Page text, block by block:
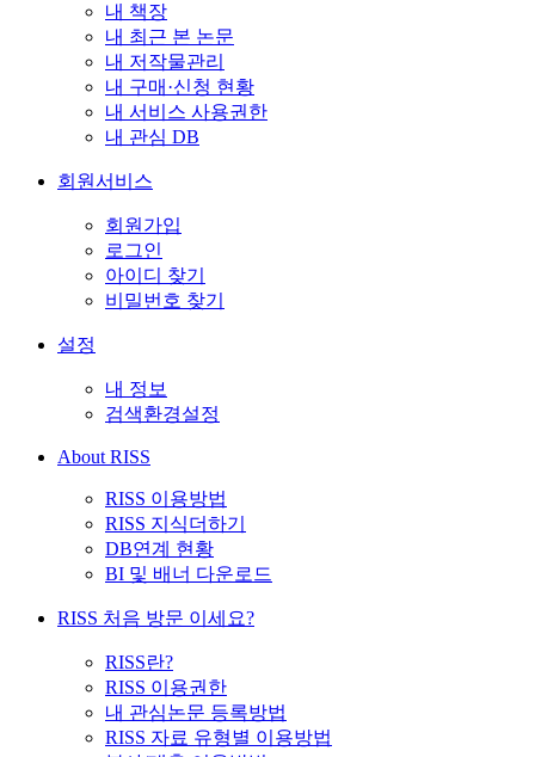
내 책장
내 최근 본 논문
내 저작물관리
내 구매·신청 현황
내 서비스 사용권한
내 관심 DB
회원서비스
회원가입
로그인
아이디 찾기
비밀번호 찾기
설정
내 정보
검색환경설정
About RISS
RISS 이용방법
RISS 지식더하기
DB연계 현황
BI 및 배너 다운로드
RISS 처음 방문 이세요?
RISS란?
RISS 이용권한
내 관심논문 등록방법
RISS 자료 유형별 이용방법